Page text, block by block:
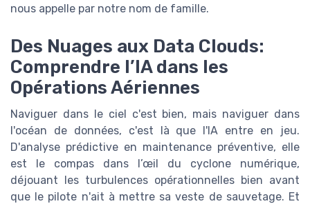
nous appelle par notre nom de famille.
Des Nuages aux Data Clouds:
Comprendre l’IA dans les
Opérations Aériennes
Naviguer dans le ciel c'est bien, mais naviguer dans
l'océan de données, c'est là que l'IA entre en jeu.
D'analyse prédictive en maintenance préventive, elle
est le compas dans l’œil du cyclone numérique,
déjouant les turbulences opérationnelles bien avant
que le pilote n'ait à mettre sa veste de sauvetage. Et